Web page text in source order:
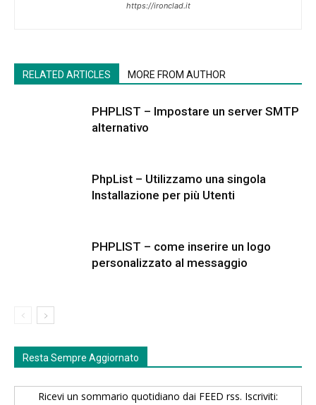
https://ironclad.it
RELATED ARTICLES MORE FROM AUTHOR
PHPLIST – Impostare un server SMTP
alternativo
PhpList – Utilizzamo una singola
Installazione per più Utenti
PHPLIST – come inserire un logo
personalizzato al messaggio
Resta Sempre Aggiornato
Ricevi un sommario quotidiano dai FEED rss. Iscriviti: